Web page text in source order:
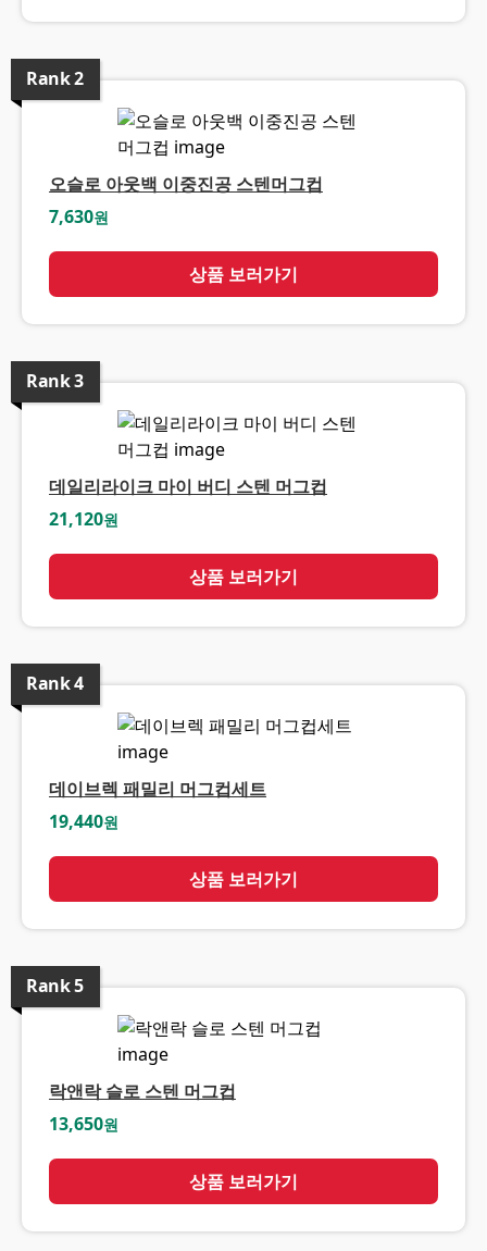
Rank2
오슬로 아웃백 이중진공 스텐머그컵
7,630원
상품 보러가기
Rank3
데일리라이크 마이 버디 스텐 머그컵
21,120원
상품 보러가기
Rank4
데이브렉 패밀리 머그컵세트
19,440원
상품 보러가기
Rank5
락앤락 슬로 스텐 머그컵
13,650원
상품 보러가기